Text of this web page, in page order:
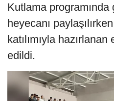
Kutlama
heyecanı
katılımıyla
edildi.